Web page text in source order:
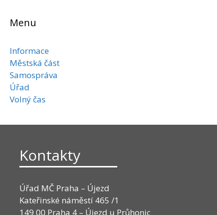
Menu
Informace
Městská část
Samospráva
Úřad
Volný čas
Kontakty
Úřad MČ Praha – Újezd
Kateřinské náměstí 465 /1
149 00 Praha 4 – Újezd u Průhonic